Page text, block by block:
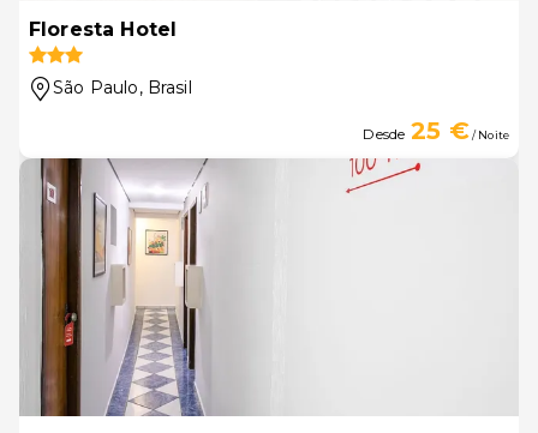
Floresta Hotel
São Paulo, Brasil
Desde 25 €/ Noite